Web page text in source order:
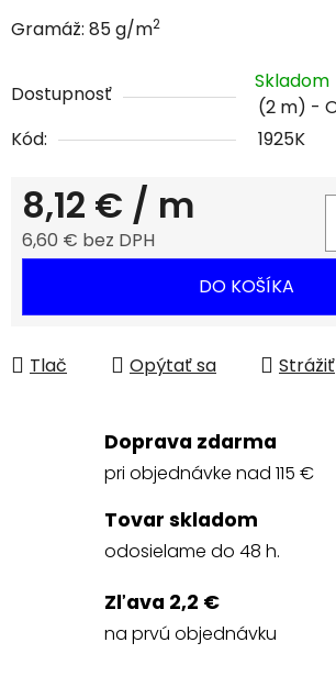
Gramáž: 85g/m2
Dostupnosť
Skladom
(2 m)
Kód:
1925K
8,12 € / m
6,60 € bez DPH
DO KOŠÍKA
Tlač Opýtať sa Strážiť
Doprava zdarma
pri objednávke nad 115 €
Tovar skladom
odosielame do 48 h.
Zľava 2,2 €
na prvú objednávku